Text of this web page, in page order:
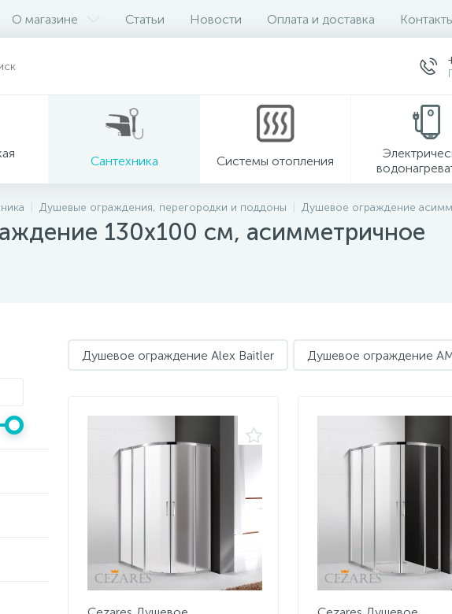
О магазине Статьи Новости Оплата и доставка
Сантехника Системы отопления
Душевые ограждения, перегородки и поддоны Душевое ограждение
130х100 см, асимметричное
Душевое ограждение Alex Baitler Душевое ограждение